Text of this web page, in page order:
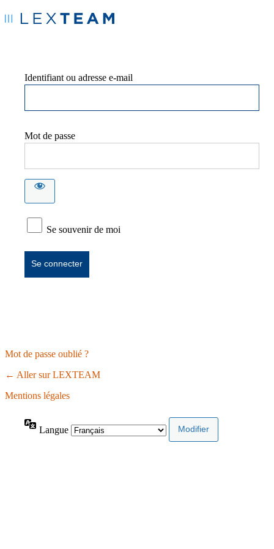
Identifiant ou adresse e-mail
Mot de passe
Se souvenir de moi
Mot de passe oublié ?
← Aller sur LEXTEAM
Mentions légales
Langue